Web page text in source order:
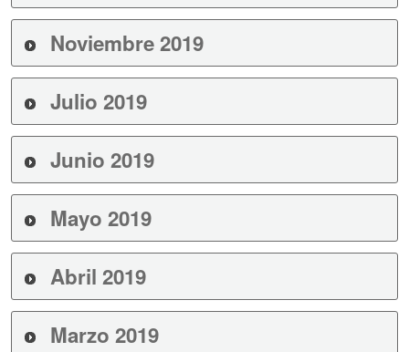
Noviembre 2019
Julio 2019
Junio 2019
Mayo 2019
Abril 2019
Marzo 2019